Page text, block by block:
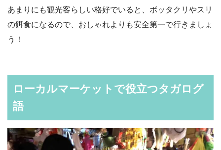
あまりにも観光客らしい格好でいると、ボッタクリやスリ
の餌食になるので、おしゃれよりも安全第一で行きましょ
う！
ローカルマーケットで役立つタガログ
語